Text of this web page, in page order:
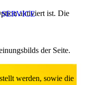
SERVICEaktiviert ist. Die
der Seite.
werden, sowie die